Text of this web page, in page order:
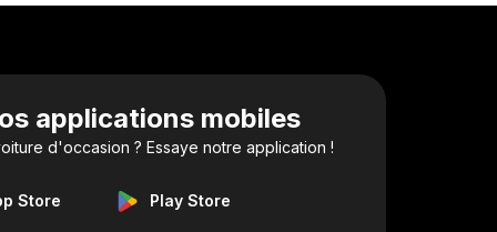
applications mobiles
d'occasion ? Essaye notre application !
Store Play Store